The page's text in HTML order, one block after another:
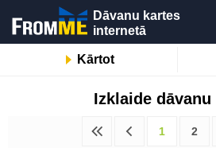
Dāvanu kartes
internetā
Kārtot
Izklaide dāvanu
1 2